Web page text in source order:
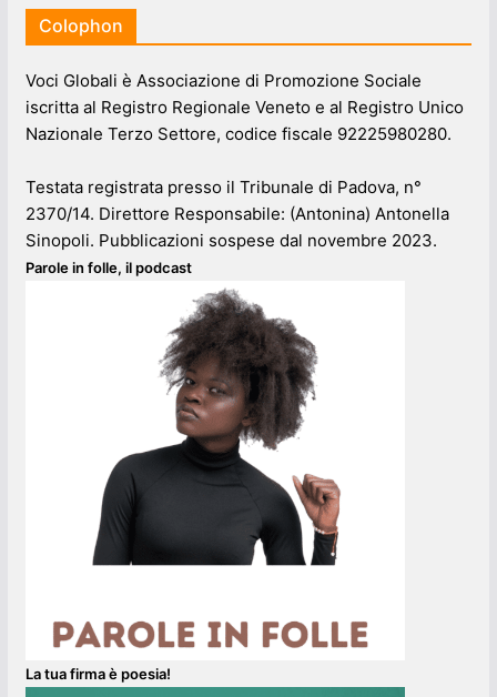
Colophon
Voci Globali è Associazione di Promozione Sociale
iscritta al Registro Regionale Veneto e al Registro Unico
Nazionale Terzo Settore, codice fiscale 92225980280.
Testata registrata presso il Tribunale di Padova, n°
2370/14. Direttore Responsabile: (Antonina) Antonella
Sinopoli. Pubblicazioni sospese dal novembre 2023.
Parole in folle, il podcast
La tua firma è poesia!